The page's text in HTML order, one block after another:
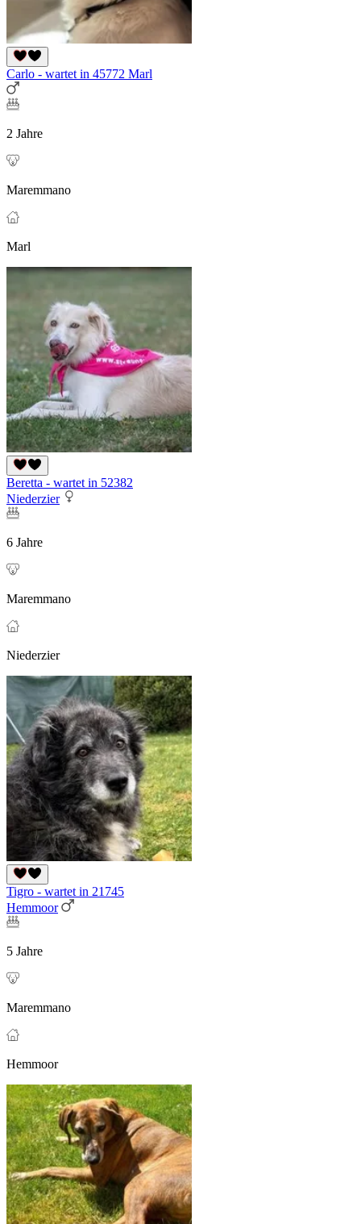
Carlo - wartet in 45772 Marl
2 Jahre
Maremmano
Marl
Beretta - wartet in 52382
Niederzier
6 Jahre
Maremmano
Niederzier
Tigro - wartet in 21745
Hemmoor
5 Jahre
Maremmano
Hemmoor